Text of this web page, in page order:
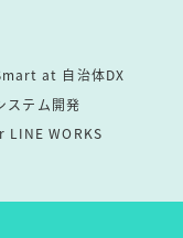
at 自治体DX
ステム開発
WORKS